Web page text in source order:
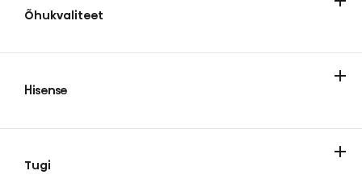
Õhukvaliteet
Hisense
Tugi